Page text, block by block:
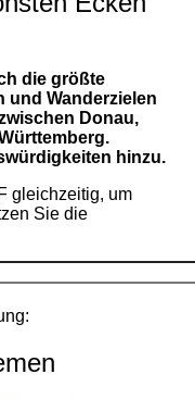
die größte
und Wanderzielen
Donau,
hinzu.
gleichzeitig, um
Sie die